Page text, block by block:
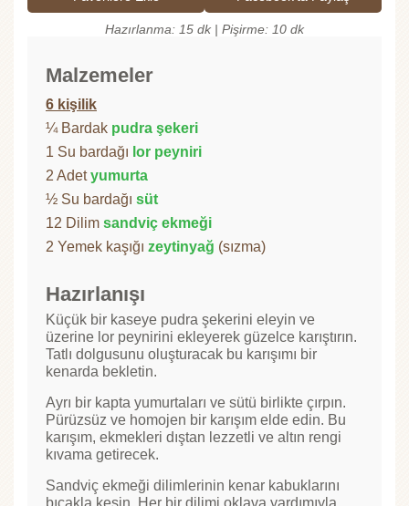
Hazırlanma: 15 dk | Pişirme: 10 dk
Malzemeler
6 kişilik
¼ Bardak pudra şekeri
1 Su bardağı lor peyniri
2 Adetyumurta
½ Su bardağı süt
12 Dilim sandviç ekmeği
2 Yemek kaşığı zeytinyağ (sızma)
Hazırlanışı
Küçük bir kaseye pudra şekerini eleyin ve
üzerine lor peynirini ekleyerek güzelce karıştırın.
Tatlı dolgusunu oluşturacak bu karışımı bir
kenarda bekletin.
Ayrı bir kapta yumurtaları ve sütü birlikte çırpın.
Pürüzsüz ve homojen bir karışım elde edin. Bu
karışım, ekmekleri dıştan lezzetli ve altın rengi
kıvama getirecek.
Sandviç ekmeği dilimlerinin kenar kabuklarını
bıçakla kesin. Her bir dilimi oklava yardımıyla